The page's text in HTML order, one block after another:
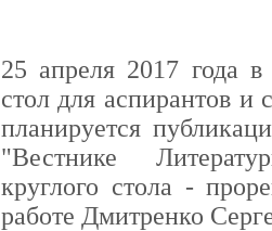
25 апреля 2017 года
стол для аспирантов и
планируется
"Вестнике
круглого стола -
работе Дмитренко